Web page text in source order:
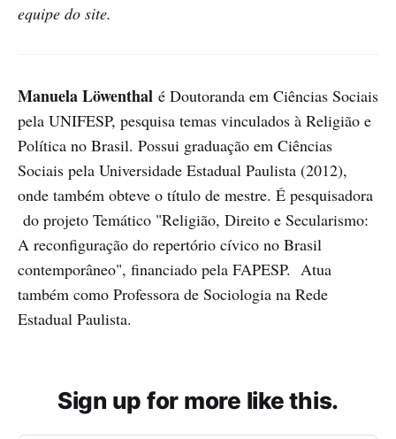
equipe do site.
Manuela Löwenthal é Doutoranda em Ciências Sociais
pela UNIFESP, pesquisa temas vinculados à Religião e
Política no Brasil. Possui graduação em Ciências
Sociais pela Universidade Estadual Paulista (2012),
onde também obteve o título de mestre. É pesquisadora
do projeto Temático "Religião, Direito e Secularismo:
A reconfiguração do repertório cívico no Brasil
contemporâneo", financiado pela FAPESP. Atua
também como Professora de Sociologia na Rede
Estadual Paulista.
Sign up for more like this.